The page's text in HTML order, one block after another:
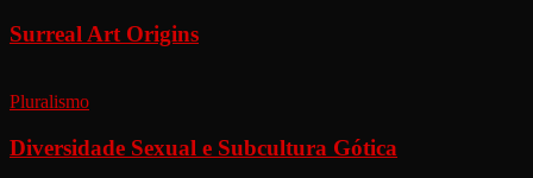
Surreal Art Origins
Pluralismo
Diversidade Sexual e Subcultura Gótica